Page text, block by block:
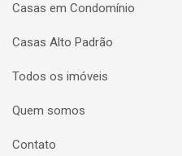
Casas em Condomínio
Casas Alto Padrão
Todos os imóveis
Quem somos
Contato